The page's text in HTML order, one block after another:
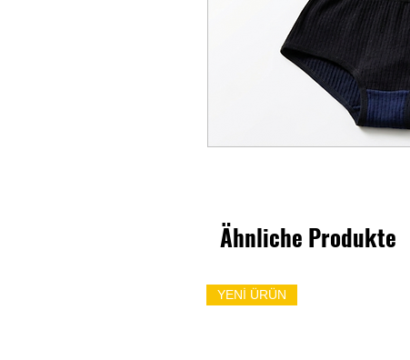
Ähnliche Produkte
YENİ ÜRÜN